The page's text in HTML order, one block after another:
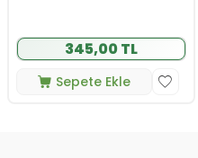
345,00 TL
Sepete Ekle